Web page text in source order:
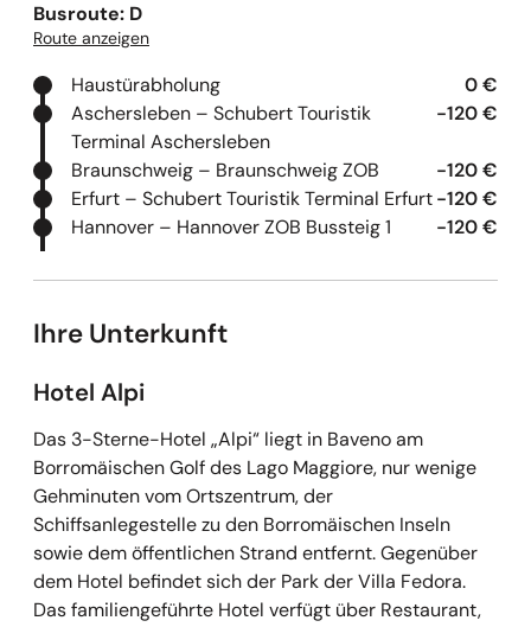
Busroute: D
Route anzeigen
Haustürabholung
0 €
Aschersleben – Schubert Touristik
Terminal Aschersleben
-120 €
Braunschweig – Braunschweig ZOB
-120 €
Erfurt – Schubert Touristik Terminal Erfurt-120 €
Hannover – Hannover ZOB Bussteig 1
-120 €
Ihre Unterkunft
Hotel Alpi
Das 3-Sterne-Hotel „Alpi“ liegt in Baveno am
Borromäischen Golf des Lago Maggiore, nur wenige
Gehminuten vom Ortszentrum, der
Schiffsanlegestelle zu den Borromäischen Inseln
sowie dem öffentlichen Strand entfernt. Gegenüber
dem Hotel befindet sich der Park der Villa Fedora.
Das familiengeführte Hotel verfügt über Restaurant,